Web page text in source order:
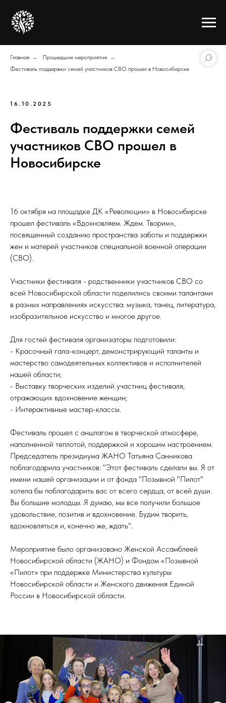
Главная → Прошедшие мероприятия →
Фестиваль поддержки семей участников СВО прошел в Новосибирске
16.10.2025
Фестиваль поддержки семей
участников СВО прошел в
Новосибирске
16 октября на площадке ДК «Революции» в Новосибирске
прошел фестиваль «Вдохновляем. Ждем. Творим»,
посвященный созданию пространства заботы и поддержки
жен и матерей участников специальной военной операции
(СВО).
Участники фестиваля - родственники участников СВО со
всей Новосибирской области поделились своими талантами
в разных направлениях искусства: музыка, танец, литература,
изобразительное искусство и многое другое.
Для гостей фестиваля организаторы подготовили:
- Красочный гала-концерт, демонстрирующий таланты и
мастерство самодеятельных коллективов и исполнителей
нашей области;
- Выставку творческих изделий участниц фестиваля,
отражающих вдохновение женщин;
- Интерактивные мастер-классы.
Фестиваль прошел с аншлагом в творческой атмосфере,
наполненной теплотой, поддержкой и хорошим настроением.
Председатель президиума ЖАНО Татьяна Санникова
поблагодарила участников: "Этот фестиваль сделали вы. Я от
имени нашей организации и от фонда "Позывной "Пилот"
хотела бы поблагодарить вас от всего сердца, от всей души.
Вы большие молодцы. Я думаю, мы все получили большое
удовольствие, позитив и вдохновение. Будим творить,
вдохновляться и, конечно же, ждать".
Мероприятие было организовано Женской Ассамблеей
Новосибирской области (ЖАНО) и Фондом «Позывной
«Пилот» при поддержке Министерства культуры
Новосибирской области и Женского движения Единой
России в Новосибирской области.